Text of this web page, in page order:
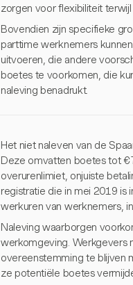
zorgen voor flexibiliteit
Bovendien zijn specifieke
parttime werknemers
uitvoeren, die andere
boetes te voorkomen, die
naleving benadrukt.
Het niet naleven van de
Deze omvatten boetes tot
overurenlimiet, onjuiste
registratie die in mei 2019 is
werkuren van werknemers,
Naleving waarborgen
werkomgeving. Werkgevers
overeenstemming te blijven
ze potentiële boetes